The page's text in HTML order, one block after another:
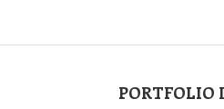
PORTFOLIO